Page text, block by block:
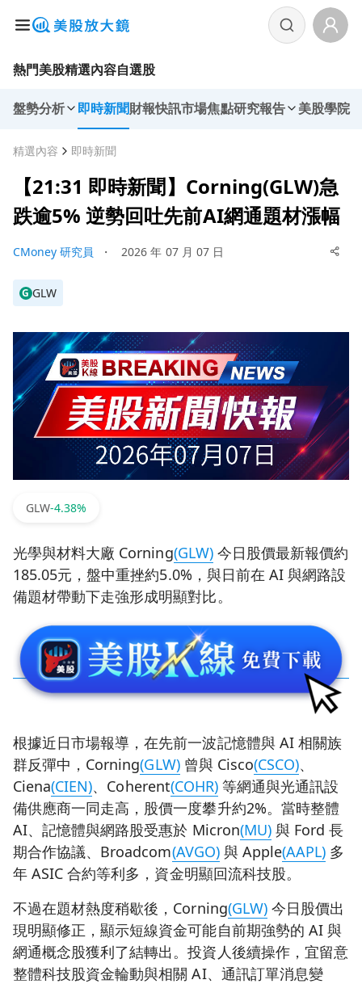
熱門美股精選內容自選股
盤勢分析 即時新聞財報快訊市場焦點研究報告 美股學院
精選內容 即時新聞
【21:31 即時新聞】Corning(GLW)急
跌逾5% 逆勢回吐先前AI網通題材漲幅
CMoney 研究員 ・ 2026 年 07 月 07 日
G GLW
GLW-4.38%
光學與材料大廠 Corning(GLW)今日股價最新報價約
185.05元，盤中重挫約5.0%，與日前在 AI 與網路設
備題材帶動下走強形成明顯對比。
根據近日市場報導，在先前一波記憶體與 AI 相關族
群反彈中，Corning(GLW)曾與 Cisco(CSCO)、
Ciena(CIEN)、Coherent(COHR)等網通與光通訊設
備供應商一同走高，股價一度攀升約2%。當時整體
AI、記憶體與網路股受惠於 Micron(MU)與 Ford 長
期合作協議、Broadcom(AVGO)與 Apple(AAPL) 多
年 ASIC 合約等利多，資金明顯回流科技股。
不過在題材熱度稍歇後，Corning(GLW)今日股價出
現明顯修正，顯示短線資金可能自前期強勢的 AI 與
網通概念股獲利了結轉出。投資人後續操作，宜留意
整體科技股資金輪動與相關 AI、通訊訂單消息變